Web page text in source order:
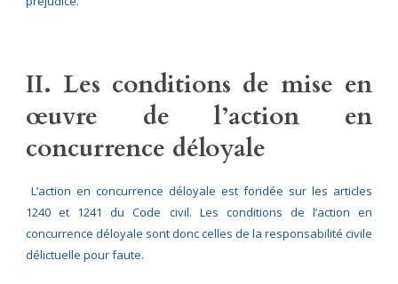
II. Les conditions de mise en
œuvre de l’action en
concurrence déloyale
L’action en concurrence déloyale est fondée sur les articles
1240 et 1241 du Code civil. Les conditions de l’action en
concurrence déloyale sont donc celles de la responsabilité civile
délictuelle pour faute.